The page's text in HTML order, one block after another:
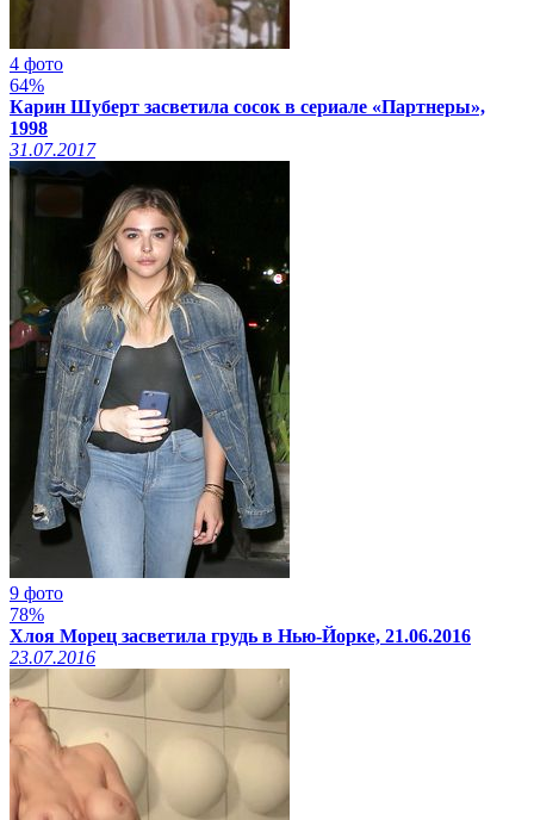
4 фото
64%
Карин Шуберт засветила сосок в сериале «Партнеры»,
1998
31.07.2017
9 фото
78%
Хлоя Морец засветила грудь в Нью-Йорке, 21.06.2016
23.07.2016